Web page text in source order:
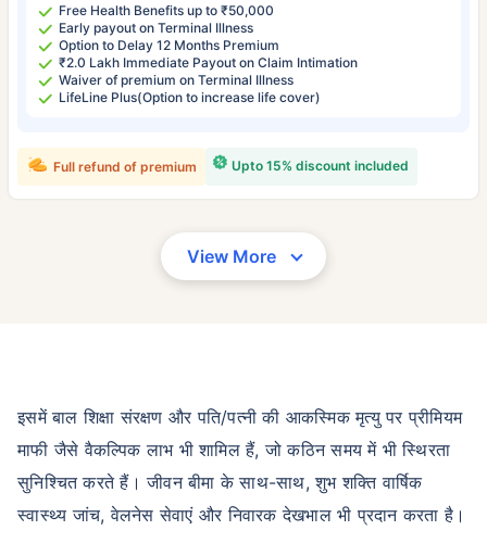
Free Health Benefits up to ₹50,000
Early payout on Terminal Illness
Option to Delay 12 Months Premium
₹2.0 Lakh Immediate Payout on Claim Intimation
Waiver of premium on Terminal Illness
LifeLine Plus(Option to increase life cover)
Upto 15% discount included
Full refund of premium
View More
इसमें बाल शिक्षा संरक्षण और पति/पत्नी की आकस्मिक मृत्यु पर प्रीमियम
माफी जैसे वैकल्पिक लाभ भी शामिल हैं, जो कठिन समय में भी स्थिरता
सुनिश्चित करते हैं। जीवन बीमा के साथ-साथ, शुभ शक्ति वार्षिक
स्वास्थ्य जांच, वेलनेस सेवाएं और निवारक देखभाल भी प्रदान करता है।